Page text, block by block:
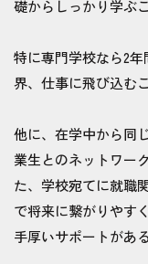
礎からしっかり学ぶ
特に専門学校なら2
界、仕事に飛び込む
他に、在学中から同
業生とのネットワー
た、学校宛てに就職
で将来に繋がりやす
手厚いサポートがあ